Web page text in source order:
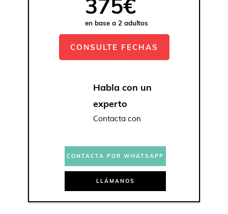
375€
en base a 2 adultos
CONSULTE FECHAS
Habla con un
experto
Contacta con
CONTACTA POR WHATSAPP
LLÁMANOS